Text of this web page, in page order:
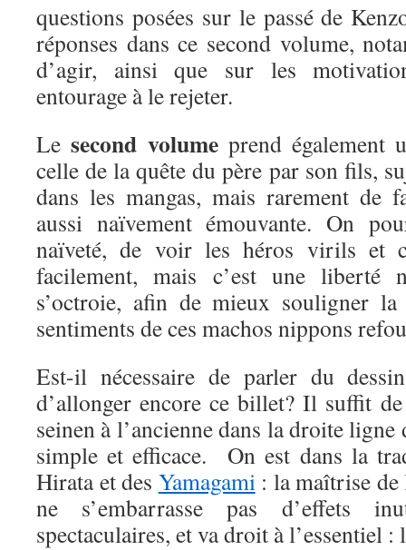
questions posées sur le passé de
réponses dans ce second volume,
d’agir, ainsi que sur les
entourage à le rejeter.
Lesecond volumeprend également
celle de la quête du père par son fils,
dans les mangas, mais rarement de
aussi naïvement émouvante. On
naïveté, de voir les héros virils et
facilement, mais c’est une liberté
s’octroie, afin de mieux souligner la
sentiments de ces machos nippons
Est-il nécessaire de parler du
d’allonger encore ce billet? Il suffit
seinen à l’ancienne dans la droite
simple et efficace. On est dans la
Hirata et des Yamagami: la maîtrise de
ne s’embarrasse pas d’effets
spectaculaires, et va droit à l’essentiel :